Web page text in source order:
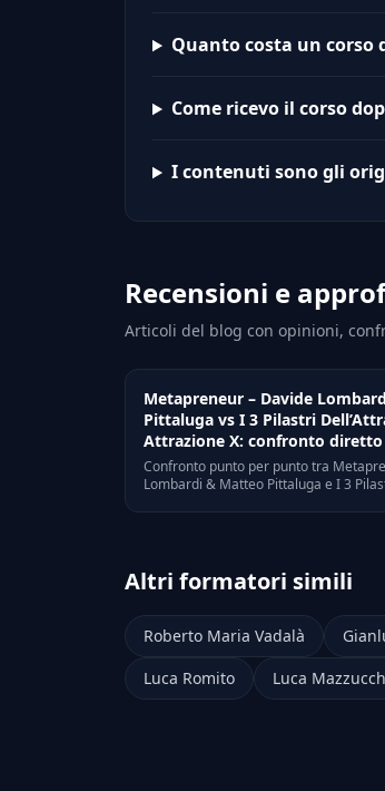
Quanto costa un corso
Come ricevo il corso
I contenuti sono gli
Recensioni e
Articoli del blog con opinioni,
Metapreneur – Davide
Pittaluga vs I 3 Pilastri
Attrazione X: confronto diretto
Confronto punto per punto tra
Lombardi & Matteo Pittaluga e I 3
Altri formatori simili
Roberto Maria Vadalà
Luca Romito
Luca